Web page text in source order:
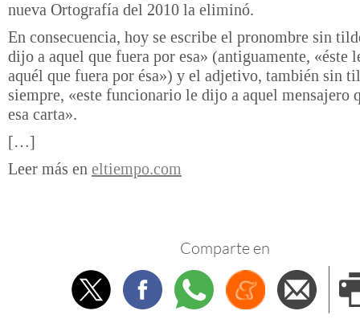
nueva Ortografía del 2010 la eliminó.
En consecuencia, hoy se escribe el pronombre sin
dijo a aquel que fuera por esa» (antiguamente, «éste
aquél que fuera por ésa») y el adjetivo, también sin
siempre, «este funcionario le dijo a aquel mensajero
esa carta».
[…]
Leer más en eltiempo.com
Comparte en
TwitterFacebookWhatsappMenéame